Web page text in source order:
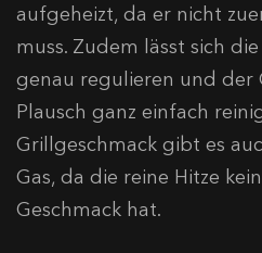
aufgeheizt, da er nicht
muss. Zudem lässt sich
genau regulieren und der
Plausch ganz einfach
Grillgeschmack gibt es
Gas, da die reine Hitze
Geschmack hat.